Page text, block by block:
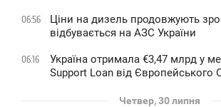
06:56
Ціни на дизель продовжують
відбувається на АЗС України
06:16
Україна отримала €3,47 млрд у
Support Loan від Європейського
Четвер, 30 липня